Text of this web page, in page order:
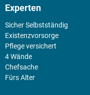
Experten
Sicher Selbstständig
Existenz­vorsorge
Pflege versichert
4 Wände
Chefsache
Fürs Alter